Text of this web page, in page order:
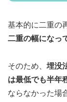
基本的に二重の
二重の幅になっ
そのため、 埋没
は最低でも半年
ならなかった場